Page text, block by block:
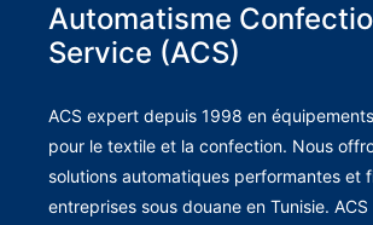
Automatisme
Service (ACS)
ACS expert depuis 1998 en
pour le textile et la confection. Nous
solutions automatiques performantes et
entreprises sous douane en Tunisie.